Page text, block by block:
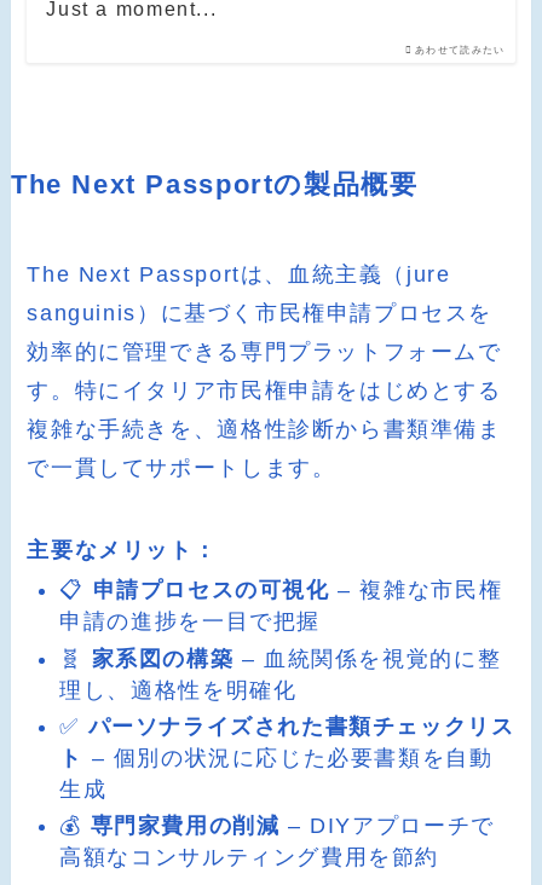
あわせて読みたい
Just a moment...
The Next Passportの製品概要
The Next Passportは、血統主義（jure
sanguinis）に基づく市民権申請プロセスを
効率的に管理できる専門プラットフォームで
す。特にイタリア市民権申請をはじめとする
複雑な手続きを、適格性診断から書類準備ま
で一貫してサポートします。
主要なメリット：
📋 申請プロセスの可視化 – 複雑な市民権
申請の進捗を一目で把握
🧬 家系図の構築 – 血統関係を視覚的に整
理し、適格性を明確化
✅パーソナライズされた書類チェックリス
ト – 個別の状況に応じた必要書類を自動
生成
💰 専門家費用の削減 – DIYアプローチで
高額なコンサルティング費用を節約